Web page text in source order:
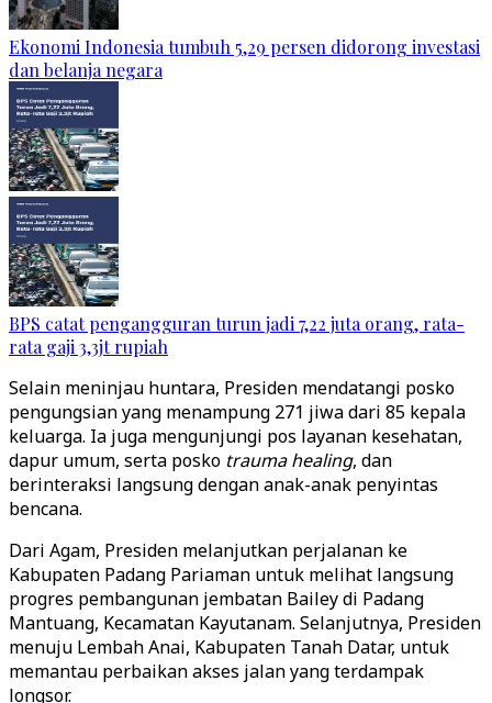
Ekonomi Indonesia tumbuh 5,29 persen didorong investasi
dan belanja negara
BPS catat pengangguran turun jadi 7,22 juta orang, rata-
rata gaji 3,3jt rupiah
Selain meninjau huntara, Presiden mendatangi posko
pengungsian yang menampung 271 jiwa dari 85 kepala
keluarga. Ia juga mengunjungi pos layanan kesehatan,
dapur umum, serta posko trauma healing, dan
berinteraksi langsung dengan anak-anak penyintas
bencana.
Dari Agam, Presiden melanjutkan perjalanan ke
Kabupaten Padang Pariaman untuk melihat langsung
progres pembangunan jembatan Bailey di Padang
Mantuang, Kecamatan Kayutanam. Selanjutnya, Presiden
menuju Lembah Anai, Kabupaten Tanah Datar, untuk
memantau perbaikan akses jalan yang terdampak
longsor.